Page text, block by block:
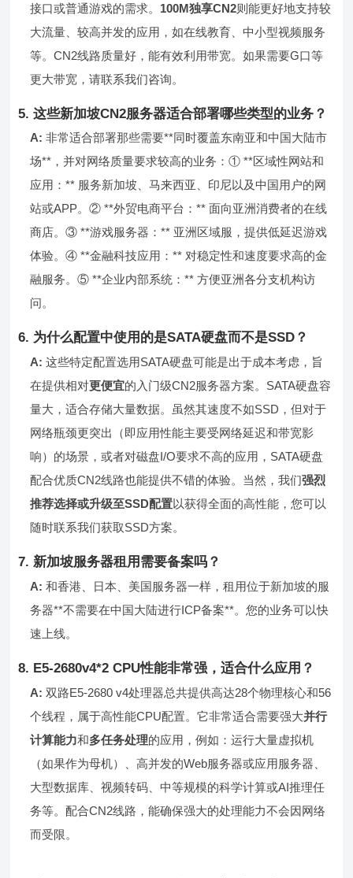
接口或普通游戏的需求。 100M独享CN2则能更好地支持较
大流量、较高并发的应用，如在线教育、中小型视频服务
等。CN2线路质量好，能有效利用带宽。如果需要G口等
更大带宽，请联系我们咨询。
5. 这些新加坡CN2服务器适合部署哪些类型的业务？
A: 非常适合部署那些需要**同时覆盖东南亚和中国大陆市
场**，并对网络质量要求较高的业务：① **区域性网站和
应用：** 服务新加坡、马来西亚、印尼以及中国用户的网
站或APP。② **外贸电商平台：** 面向亚洲消费者的在线
商店。③ **游戏服务器：** 亚洲区域服，提供低延迟游戏
体验。④ **金融科技应用：** 对稳定性和速度要求高的金
融服务。⑤ **企业内部系统：** 方便亚洲各分支机构访
问。
6. 为什么配置中使用的是SATA硬盘而不是SSD？
A: 这些特定配置选用SATA硬盘可能是出于成本考虑，旨
在提供相对更便宜的入门级CN2服务器方案。SATA硬盘容
量大，适合存储大量数据。虽然其速度不如SSD，但对于
网络瓶颈更突出（即应用性能主要受网络延迟和带宽影
响）的场景，或者对磁盘I/O要求不高的应用，SATA硬盘
配合优质CN2线路也能提供不错的体验。当然，我们强烈
推荐选择或升级至SSD配置以获得全面的高性能，您可以
随时联系我们获取SSD方案。
7. 新加坡服务器租用需要备案吗？
A: 和香港、日本、美国服务器一样，租用位于新加坡的服
务器**不需要在中国大陆进行ICP备案**。您的业务可以快
速上线。
8. E5-2680v4*2 CPU性能非常强，适合什么应用？
A: 双路E5-2680 v4处理器总共提供高达28个物理核心和56
个线程，属于高性能CPU配置。它非常适合需要强大并行
计算能力和多任务处理的应用，例如：运行大量虚拟机
（如果作为母机）、高并发的Web服务器或应用服务器、
大型数据库、视频转码、中等规模的科学计算或AI推理任
务等。配合CN2线路，能确保强大的处理能力不会因网络
而受限。